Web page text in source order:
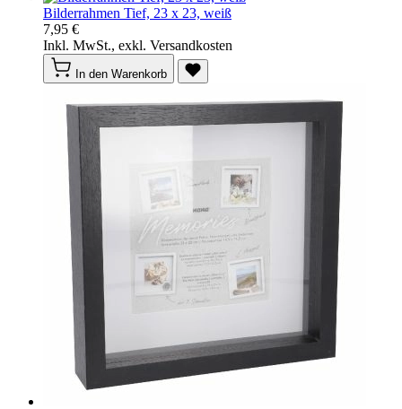
Bilderrahmen Tief, 23 x 23, weiß
7,95 €
Inkl. MwSt., exkl. Versandkosten
In den Warenkorb